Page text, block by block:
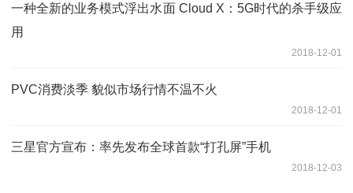
一种全新的业务模式浮出水面 Cloud X：5G时代的杀手级应
用
2018-12-01
PVC消费淡季 貌似市场行情不温不火
2018-12-01
三星官方宣布：率先发布全球首款“打孔屏”手机
2018-12-03